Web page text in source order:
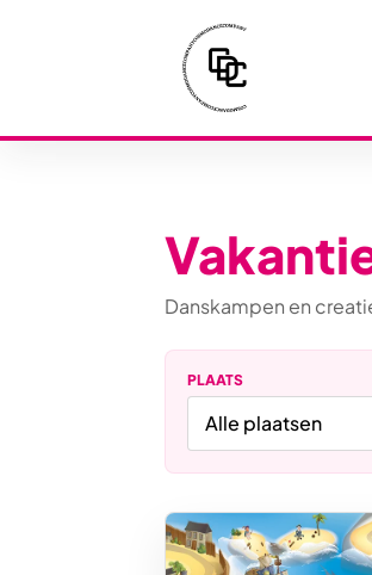
Danskampen en
PLAATS